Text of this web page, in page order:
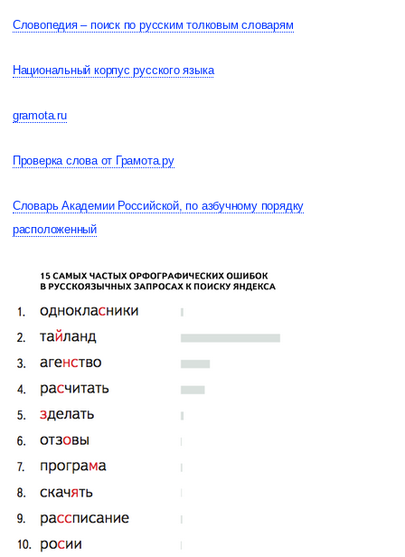
Словопедия – поиск по русским толковым словарям
Национальный корпус русского языка
gramota.ru
Проверка слова от Грамота.ру
Словарь Академии Российской, по азбучному порядку
расположенный